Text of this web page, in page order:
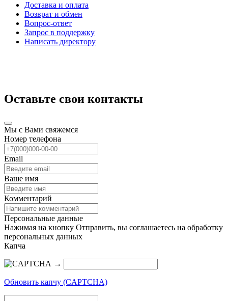
Доставка и оплата
Возврат и обмен
Вопрос-ответ
Запрос в поддержку
Написать директору
Оставьте свои контакты
Мы с Вами свяжемся
Номер телефона
Email
Ваше имя
Комментарий
Персональные данные
Нажимая на кнопку Отправить, вы соглашаетесь на обработку
персональных данных
Капча
→
Обновить капчу (CAPTCHA)